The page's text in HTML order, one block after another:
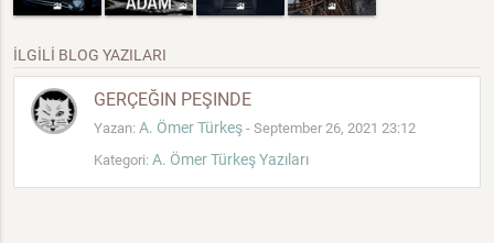
İLGİLİ BLOG YAZILARI
GERÇEĞIN PEŞINDE
Yazan: A. Ömer Türkeş - September 26, 2021 23:12
Kategori: A. Ömer Türkeş Yazıları